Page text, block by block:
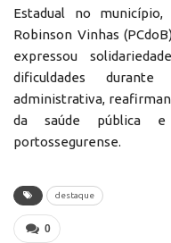
Estadual no
Robinson Vinhas
expressou
dificuldades
administrativa,
da saúde pública
portossegurense.
destaque
0